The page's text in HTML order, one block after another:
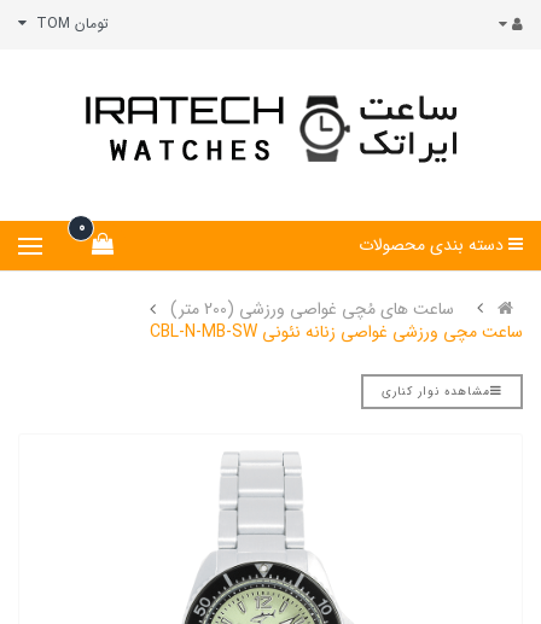
تومان TOM
0
دسته بندی محصولات
ساعت های مُچی غواصی ورزشی (200 متر)
ساعت مچی ورزشی غواصی زنانه نئونی CBL-N-MB-SW
مشاهده نوار کناری